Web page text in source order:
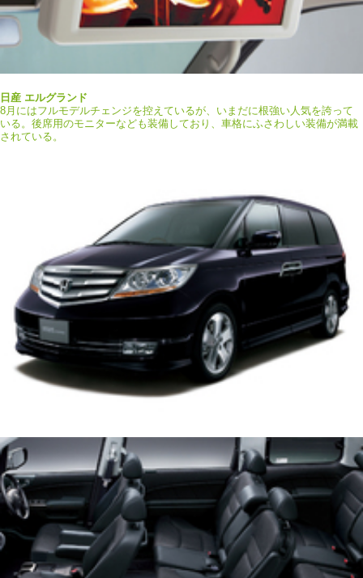
日産 エルグランド
8月にはフルモデルチェンジを控えているが、いまだに根強い人気を誇って
いる。後席用のモニターなども装備しており、車格にふさわしい装備が満載
されている。